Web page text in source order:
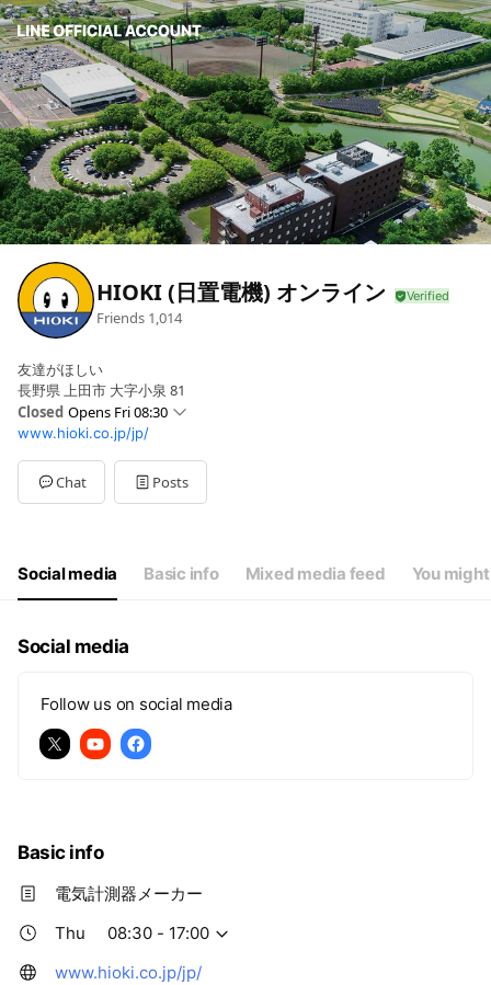
HIOKI (日置電機) オンライン
Friends 1,014
友達がほしい
長野県 上田市 大字小泉 81
Closed Opens Fri 08:30
SunClosed
Mon08:30 - 17:00
Tue08:30 - 17:00
Wed08:30 - 17:00
Closed
www.hioki.co.jp/jp/
Chat Posts
Social media Basic info Mixed media feed You
Social media
Follow us on social media
Basic info
電気計測器メーカー
Thu
08:30 - 17:00
www.hioki.co.jp/jp/